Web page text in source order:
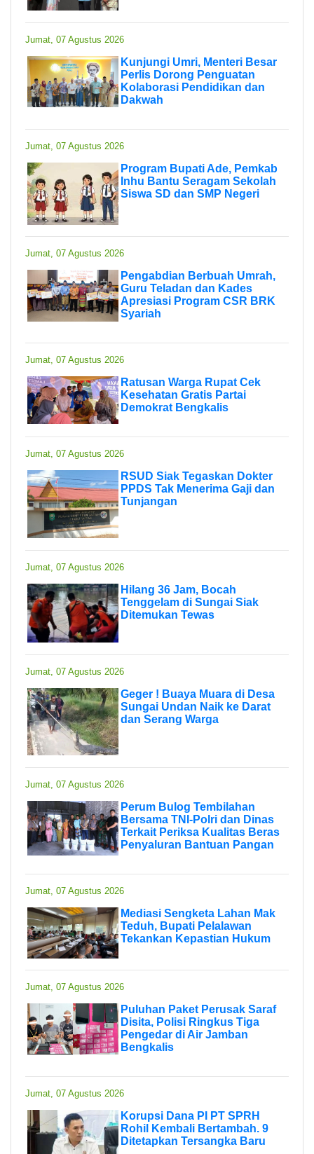
Jumat, 07 Agustus 2026
Kunjungi Umri, Menteri Besar
Perlis Dorong Penguatan
Kolaborasi Pendidikan dan
Dakwah
Jumat, 07 Agustus 2026
Program Bupati Ade, Pemkab
Inhu Bantu Seragam Sekolah
Siswa SD dan SMP Negeri
Jumat, 07 Agustus 2026
Pengabdian Berbuah Umrah,
Guru Teladan dan Kades
Apresiasi Program CSR BRK
Syariah
Jumat, 07 Agustus 2026
Ratusan Warga Rupat Cek
Kesehatan Gratis Partai
Demokrat Bengkalis
Jumat, 07 Agustus 2026
RSUD Siak Tegaskan Dokter
PPDS Tak Menerima Gaji dan
Tunjangan
Jumat, 07 Agustus 2026
Hilang 36 Jam, Bocah
Tenggelam di Sungai Siak
Ditemukan Tewas
Jumat, 07 Agustus 2026
Geger ! Buaya Muara di Desa
Sungai Undan Naik ke Darat
dan Serang Warga
Jumat, 07 Agustus 2026
Perum Bulog Tembilahan
Bersama TNI-Polri dan Dinas
Terkait Periksa Kualitas Beras
Penyaluran Bantuan Pangan
Jumat, 07 Agustus 2026
Mediasi Sengketa Lahan Mak
Teduh, Bupati Pelalawan
Tekankan Kepastian Hukum
Jumat, 07 Agustus 2026
Puluhan Paket Perusak Saraf
Disita, Polisi Ringkus Tiga
Pengedar di Air Jamban
Bengkalis
Jumat, 07 Agustus 2026
Korupsi Dana PI PT SPRH
Rohil Kembali Bertambah. 9
Ditetapkan Tersangka Baru